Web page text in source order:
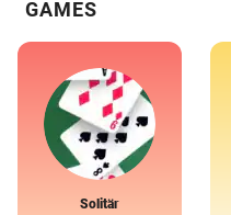
GAMES
Solitär